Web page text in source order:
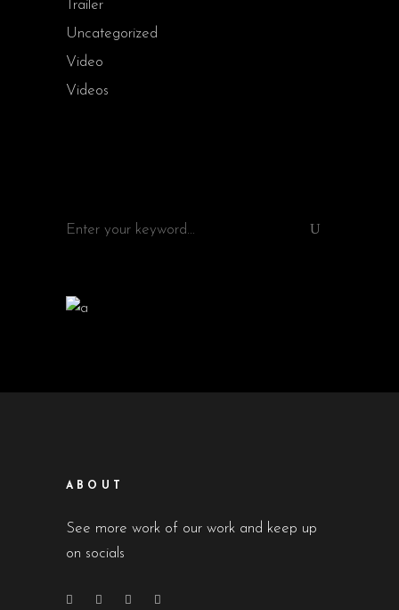
Trailer
Uncategorized
Video
Videos
for:
ABOUT
See more work of our work and keep up
on socials